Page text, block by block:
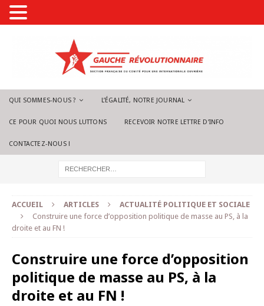
QUI SOMMES-NOUS ? L’ÉGALITÉ, NOTRE JOURNAL
CE POUR QUOI NOUS LUTTONS RECEVOIR NOTRE LETTRE D’INFO
CONTACTEZ-NOUS !
ACCUEIL ARTICLES
ACTUALITÉ POLITIQUE ET SOCIALE
Construire une force d’opposition politique de masse au PS, à la
droite et au FN !
Construire une force d’opposition
politique de masse au PS, à la
droite et au FN !